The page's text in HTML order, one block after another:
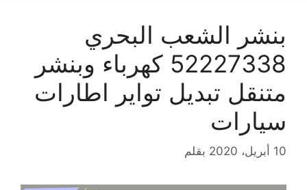
بنشر الشعب البحري
52227338 كهرباء وبنشر
متنقل تبديل تواير اطارات
سيارات
10 أبريل، 2020 بقلم